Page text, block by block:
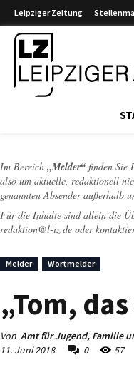
Leipziger Zeitung
Im Bereich „Melder“ finden Sie
also um aktuelle, redaktionell
genannten Absender außerhalb
Für die Inhalte sind allein die
redaktion@l-iz.de oder
Melder Wortmelder
„Tom,
Von Amt für Jugend, Familie
11. Juni 2018
0 57